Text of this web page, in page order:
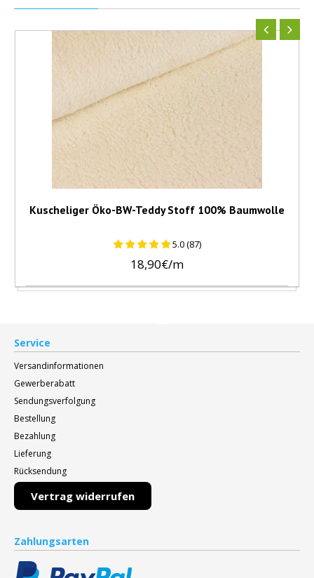
Kuscheliger Öko-BW-Teddy Stoff 100% Baumwolle
5.0 (87)
18,90€/m
Service
Versandinformationen
Gewerberabatt
Sendungsverfolgung
Bestellung
Bezahlung
Lieferung
Rücksendung
Vertrag widerrufen
Zahlungsarten